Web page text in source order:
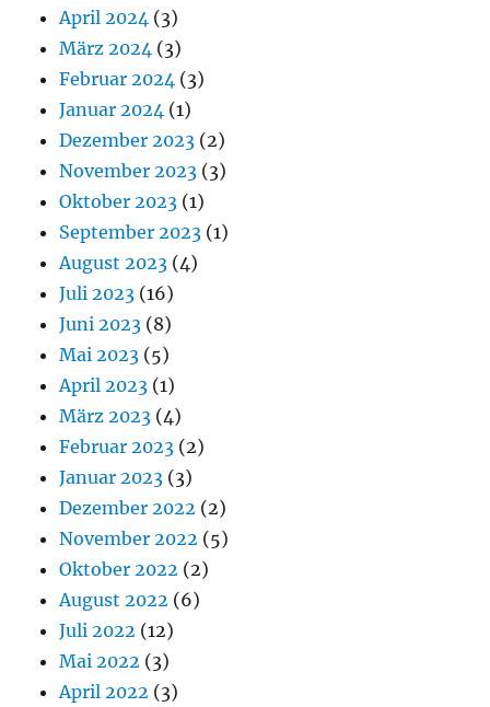
April 2024 (3)
März 2024 (3)
Februar 2024 (3)
Januar 2024 (1)
Dezember 2023 (2)
November 2023 (3)
Oktober 2023 (1)
September 2023 (1)
August 2023 (4)
Juli 2023 (16)
Juni 2023 (8)
Mai 2023 (5)
April 2023 (1)
März 2023 (4)
Februar 2023 (2)
Januar 2023 (3)
Dezember 2022 (2)
November 2022 (5)
Oktober 2022 (2)
August 2022 (6)
Juli 2022 (12)
Mai 2022 (3)
April 2022 (3)